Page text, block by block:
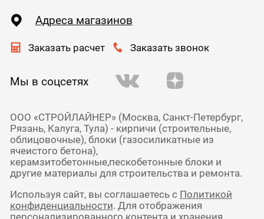
Адреса магазинов
Заказать расчет Заказать звонок
Мы в соцсетях
ООО «СТРОЙЛАЙНЕР» (Москва, Санкт-Петербург,
Рязань, Калуга, Тула) - кирпичи (строительные,
облицовочные), блоки (газосиликатные из
ячеистого бетона),
керамзитобетонные,пескобетонные блоки и
другие материалы для строительства и ремонта.
Используя сайт, вы соглашаетесь с Политикой
конфиденциальности. Для отображения
персонализированного контента и хранения